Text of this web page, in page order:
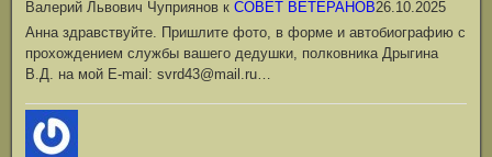
Валерий Львович Чуприянов к СОВЕТ ВЕТЕРАНОВ26.10.2025
Анна здравствуйте. Пришлите фото, в форме и автобиографию с
прохождением службы вашего дедушки, полковника Дрыгина
В.Д. на мой Е-mail: svrd43@mail.ru…